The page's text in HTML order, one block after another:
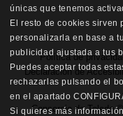
Política de
Declaración de
Consorcio de Toledo
únicas que tenemos
El resto de cookies sirven
personalizarla en base a
publicidad ajustada a tus
Puedes aceptar todas
rechazarlas pulsando el
en el apartado
Si quieres más